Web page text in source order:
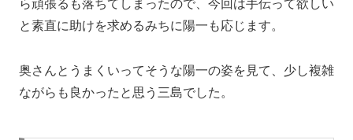
ら頑張るも落ちてしまったので、今回は手伝って欲しい
と素直に助けを求めるみちに陽一も応じます。
奥さんとうまくいってそうな陽一の姿を見て、少し複雑
ながらも良かったと思う三島でした。